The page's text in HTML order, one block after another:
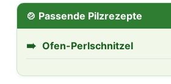
🍲 Passende Pilzrezepte
➠ Ofen-Perlschnitzel